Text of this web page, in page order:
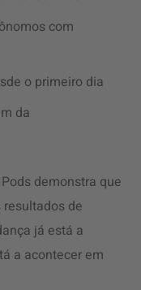
com
o primeiro dia
da
demonstra que
de
já está a
a acontecer em